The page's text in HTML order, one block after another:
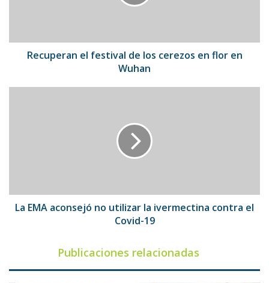
en
WuhanRecuperan el festival de los cerezos en flor en
Wuhan
el
Covid-
La EMA aconsejó no utilizar la ivermectina contra el
Covid-19
Publicaciones relacionadas